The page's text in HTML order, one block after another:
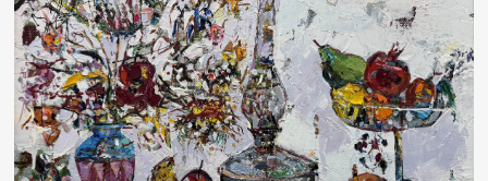
RU EN CN
Каталог Художники
О нас Услуги
Заказать звонок